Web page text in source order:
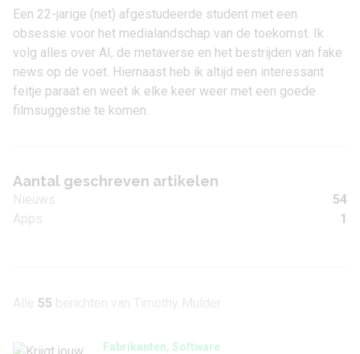
Een 22-jarige (net) afgestudeerde student met een
obsessie voor het medialandschap van de toekomst. Ik
volg alles over AI, de metaverse en het bestrijden van fake
news op de voet. Hiernaast heb ik altijd een interessant
feitje paraat en weet ik elke keer weer met een goede
filmsuggestie te komen.
Aantal geschreven artikelen
Nieuws
54
Apps
1
55
Fabrikanten, Software